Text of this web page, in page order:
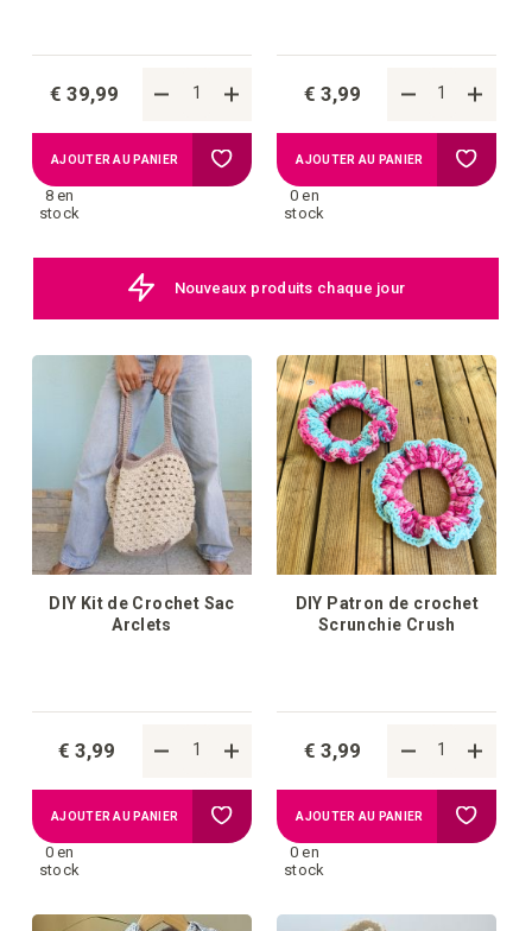
€ 39,99
8 en
stock
AJOUTER AU PANIER Ajouter
liste
d'achats
€ 3,99
0 en
stock
AJOUTER AU PANIER Ajouter
liste
Nouveaux produits chaque jour
DIY Kit de Crochet Sac
Arclets
€ 3,99
0 en
stock
AJOUTER AU PANIER Ajouter
DIY Patron de crochet
Scrunchie Crush
€ 3,99
0 en
stock
AJOUTER AU PANIER Ajouter